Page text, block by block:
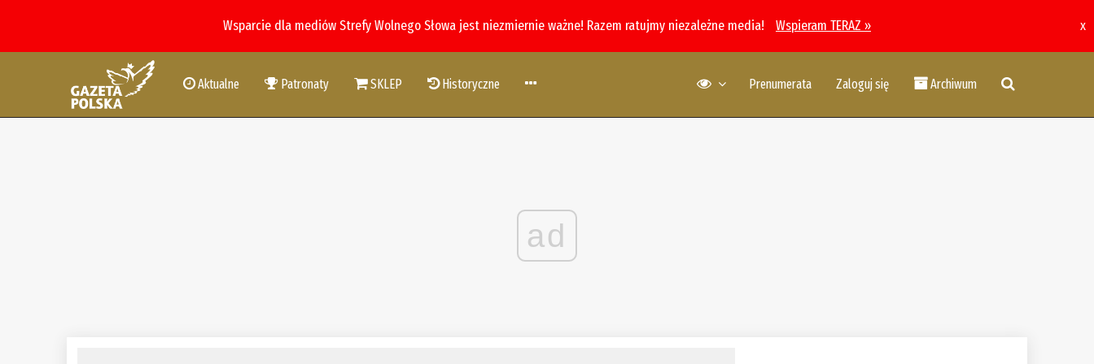
Wsparcie dla mediów Strefy Wolnego Słowa jest niezmiernie ważne! Razem ratujmy niezależne media! Wspieram TERAZ » x
Aktualne Patronaty SKLEP Historyczne Prenumerata Zaloguj się Archiwum
ad